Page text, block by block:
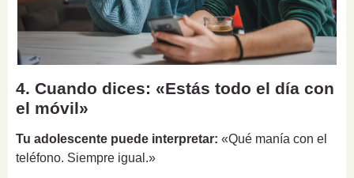
4. Cuando dices: «Estás todo el día con
el móvil»
Tu adolescente puede interpretar: «Qué manía con el
teléfono. Siempre igual.»